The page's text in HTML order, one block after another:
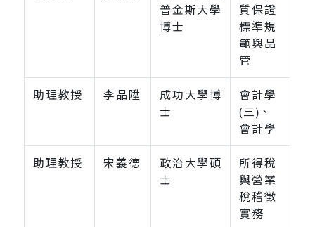
普金斯大學
博士
質保證
標準規
範與品
管
助理教授 李品陞
成功大學博
士
會計學
(三)、
會計學
助理教授 宋義德
政治大學碩
士
所得稅
與營業
稅稽徵
實務